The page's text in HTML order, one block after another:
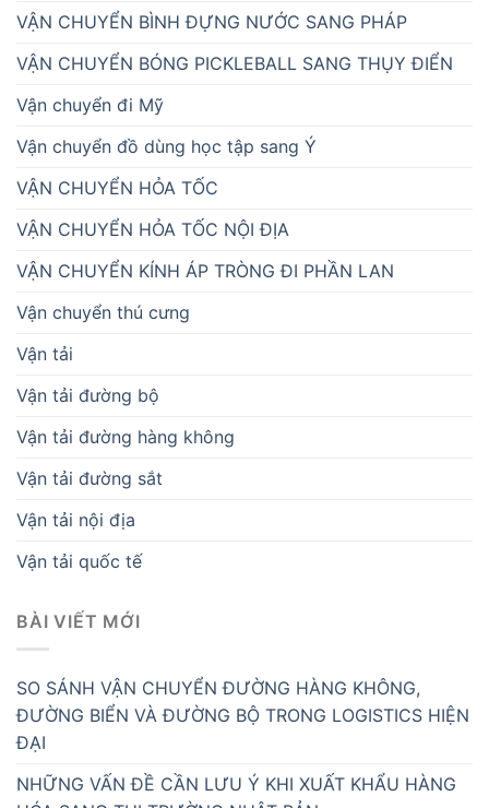
VẬN CHUYỂN BÌNH ĐỰNG NƯỚC SANG PHÁP
VẬN CHUYỂN BÓNG PICKLEBALL SANG THỤY ĐIỂN
Vận chuyển đi Mỹ
Vận chuyển đồ dùng học tập sang Ý
VẬN CHUYỂN HỎA TỐC
VẬN CHUYỂN HỎA TỐC NỘI ĐỊA
VẬN CHUYỂN KÍNH ÁP TRÒNG ĐI PHẦN LAN
Vận chuyển thú cưng
Vận tải
Vận tải đường bộ
Vận tải đường hàng không
Vận tải đường sắt
Vận tải nội địa
Vận tải quốc tế
BÀI VIẾT MỚI
SO SÁNH VẬN CHUYỂN ĐƯỜNG HÀNG KHÔNG,
ĐƯỜNG BIỂN VÀ ĐƯỜNG BỘ TRONG LOGISTICS HIỆN
ĐẠI
NHỮNG VẤN ĐỀ CẦN LƯU Ý KHI XUẤT KHẨU HÀNG